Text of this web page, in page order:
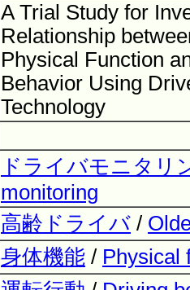
A Trial Study for
Relationship
Physical Function
Behavior Using
Technology
ドライバモニタリ
monitoring
高齢ドライバ /
身体機能 / Physical